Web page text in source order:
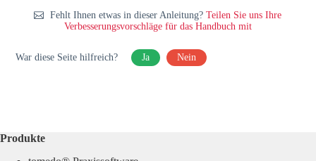
Fehlt Ihnen etwas in dieser Anleitung?Teilen Sie uns Ihre
Verbesserungsvorschläge für das Handbuch mit
War diese Seite hilfreich? Ja Nein
Produkte